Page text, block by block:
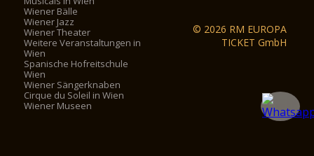
Wiener Bälle
Wiener Jazz
Wiener Theater
Weitere Veranstaltungen in
Wien
Spanische Hofreitschule
Wien
Wiener Sängerknaben
Cirque du Soleil in Wien
Wiener Museen
© 2026 RM EUROPA
TICKET GmbH